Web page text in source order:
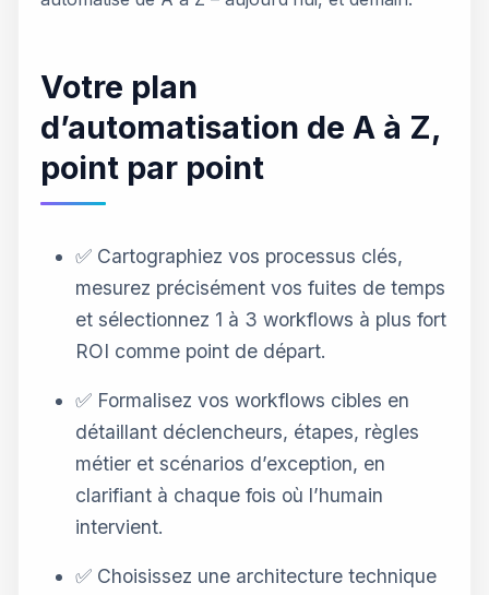
Votre plan
d’automatisation de A à Z,
point par point
✅ Cartographiez vos processus clés,
mesurez précisément vos fuites de temps
et sélectionnez 1 à 3 workflows à plus fort
ROI comme point de départ.
✅ Formalisez vos workflows cibles en
détaillant déclencheurs, étapes, règles
métier et scénarios d’exception, en
clarifiant à chaque fois où l’humain
intervient.
✅ Choisissez une architecture technique